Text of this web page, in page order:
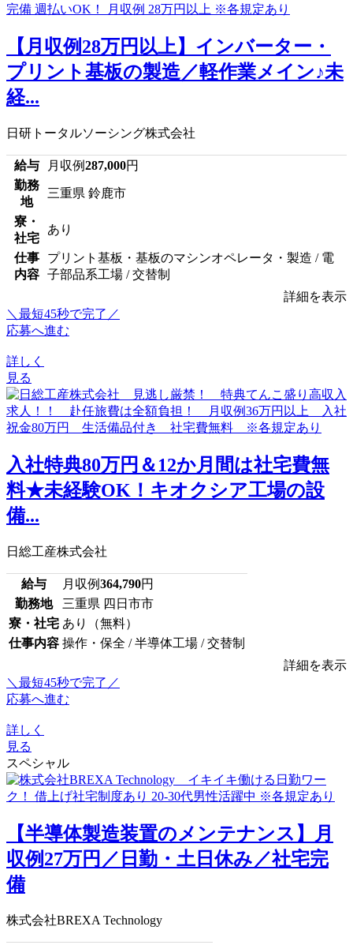
【月収例28万円以上】インバーター・
プリント基板の製造／軽作業メイン♪未
経...
日研トータルソーシング株式会社
給与 月収例287,000円
勤務
地
三重県 鈴鹿市
寮・
社宅
あり
仕事
内容
プリント基板・基板のマシンオペレータ・製造 / 電
子部品系工場 / 交替制
詳細を表示
＼最短45秒で完了／
応募へ進む
詳しく
見る
入社特典80万円＆12か月間は社宅費無
料★未経験OK！キオクシア工場の設
備...
日総工産株式会社
給与 月収例364,790円
勤務地
三重県 四日市市
寮・社宅 あり（無料）
仕事内容 操作・保全 / 半導体工場 / 交替制
詳細を表示
＼最短45秒で完了／
応募へ進む
詳しく
見る
スペシャル
【半導体製造装置のメンテナンス】月
収例27万円／日勤・土日休み／社宅完
備
株式会社BREXA Technology